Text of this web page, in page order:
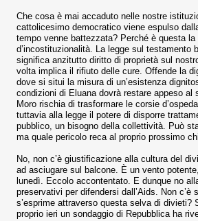
Che cosa è mai accaduto nelle nostre
cattolicesimo democratico viene espulso
tempo venne battezzata? Perché è questa
d’incostituzionalità. La legge sul testamento
significa anzitutto diritto di proprietà sul
volta implica il rifiuto delle cure. Offende la
dove si situi la misura di un’esistenza
condizioni di Eluana dovrà restare appeso
Moro rischia di trasformare le corsie
tuttavia alla legge il potere di disporre
pubblico, un bisogno della collettività. Può
ma quale pericolo reca al proprio prossimo
No, non c’è giustificazione alla cultura del
ad asciugare sul balcone. È un vento
lunedì. Eccolo accontentato. E dunque no
preservativi per difendersi dall’Aids. Non
s’esprime attraverso questa selva di
proprio ieri un sondaggio di Repubblica ha